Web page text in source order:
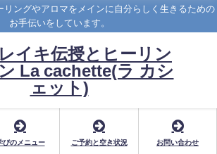
リングやアロマをメインに自分らしく生きるための
お手伝いをしています。
イキ伝授とヒーリン
La cachette(ラ カシ
ェット)
びのメニュー ご予約と空き状況 お問い合わせ